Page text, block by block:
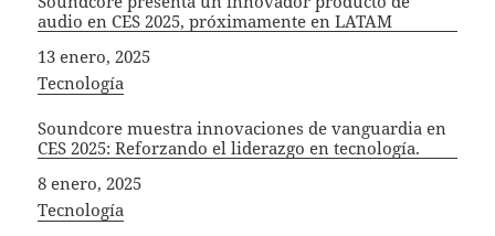
audio en CES 2025, próximamente en LATAM
Fecha
13 enero, 2025
In relation to
Tecnología
Soundcore muestra innovaciones de vanguardia en
CES 2025: Reforzando el liderazgo en tecnología.
Fecha
8 enero, 2025
In relation to
Tecnología